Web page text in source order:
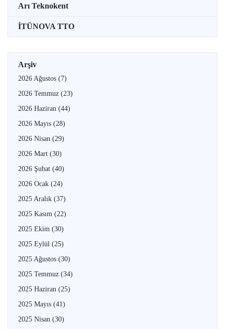
Arı Teknokent
İTÜNOVA TTO
Arşiv
2026 Ağustos (7)
2026 Temmuz (23)
2026 Haziran (44)
2026 Mayıs (28)
2026 Nisan (29)
2026 Mart (30)
2026 Şubat (40)
2026 Ocak (24)
2025 Aralık (37)
2025 Kasım (22)
2025 Ekim (30)
2025 Eylül (25)
2025 Ağustos (30)
2025 Temmuz (34)
2025 Haziran (25)
2025 Mayıs (41)
2025 Nisan (30)